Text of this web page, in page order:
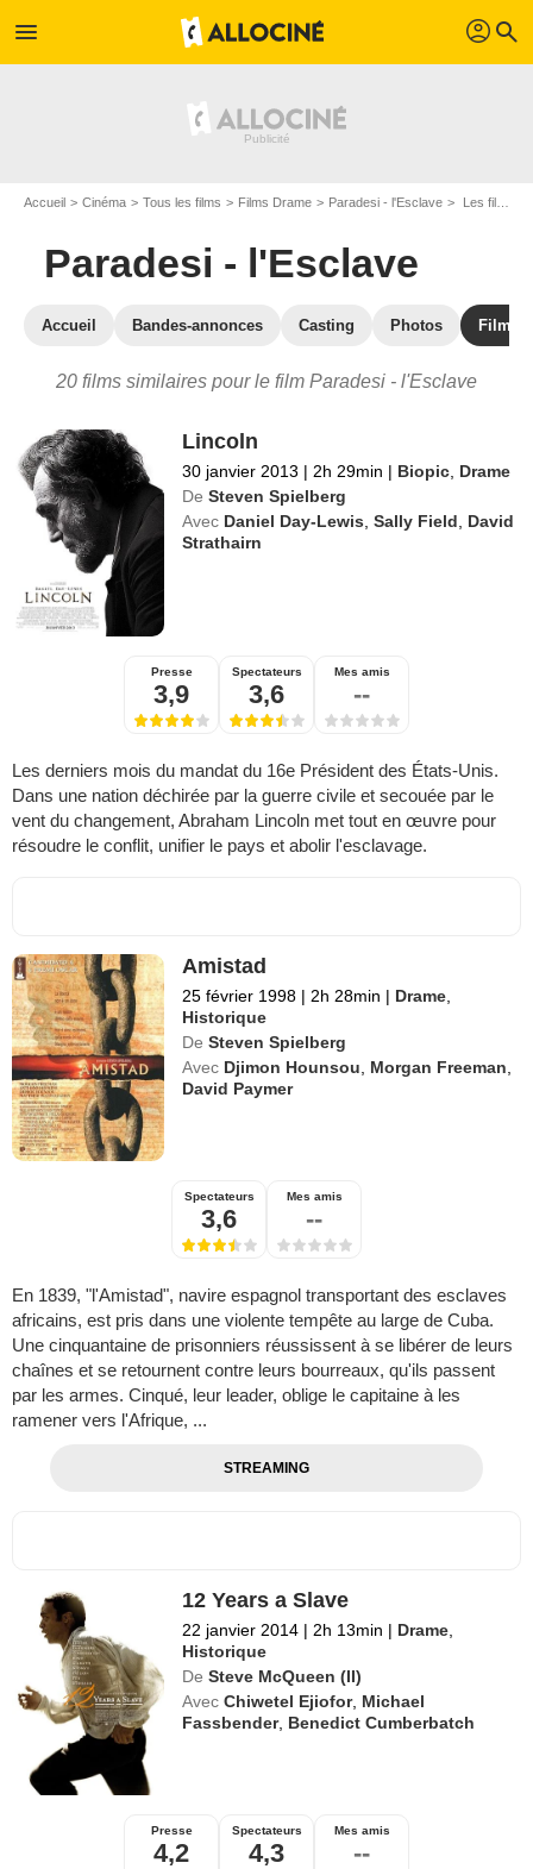
menu profil search
Accueil Cinéma Tous les films Films Drame Paradesi - l'Esclave Les films similaires à "Paradesi - l'Esclave"
Paradesi - l'Esclave
Accueil Bandes-annonces Casting Photos Films
20 films similaires pour le film Paradesi - l'Esclave
Lincoln
30 janvier 2013 | 2h 29min | Biopic Drame
De Steven Spielberg
Avec Daniel Day-Lewis ,Sally Field
David
Strathairn
Presse
3,9
Spectateurs
3,6
Mes amis
--
Les derniers mois du mandat du 16e Président des États-Unis.
Dans une nation déchirée par la guerre civile et secouée par le
vent du changement, Abraham Lincoln met tout en œuvre pour
résoudre le conflit, unifier le pays et abolir l'esclavage.
Amistad
25 février 1998 | 2h 28min | Drame
Historique
De Steven Spielberg
Avec Djimon Hounsou Morgan Freeman
David Paymer
Spectateurs
3,6
Mes amis
--
En 1839, "l'Amistad", navire espagnol transportant des esclaves
africains, est pris dans une violente tempête au large de Cuba.
Une cinquantaine de prisonniers réussissent à se libérer de leurs
chaînes et se retournent contre leurs bourreaux, qu'ils passent
par les armes. Cinqué, leur leader, oblige le capitaine à les
ramener vers l'Afrique, ...
STREAMING
12 Years a Slave
22 janvier 2014 | 2h 13min | Drame
Historique
De Steve McQueen (II)
Avec Chiwetel Ejiofor, Michael
Fassbender, Benedict Cumberbatch
Presse
4,2
Spectateurs
4,3
Mes amis
--